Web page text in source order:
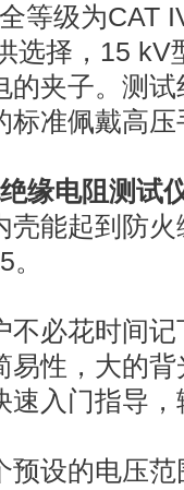
等级为CAT
选择，15 kV
的夹子。测
标准佩戴高
缘电阻测试
壳能起到防
不必花时间
易性，大的
速入门指导
预设的电压